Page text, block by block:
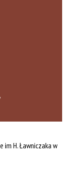
im H. Ławniczaka w